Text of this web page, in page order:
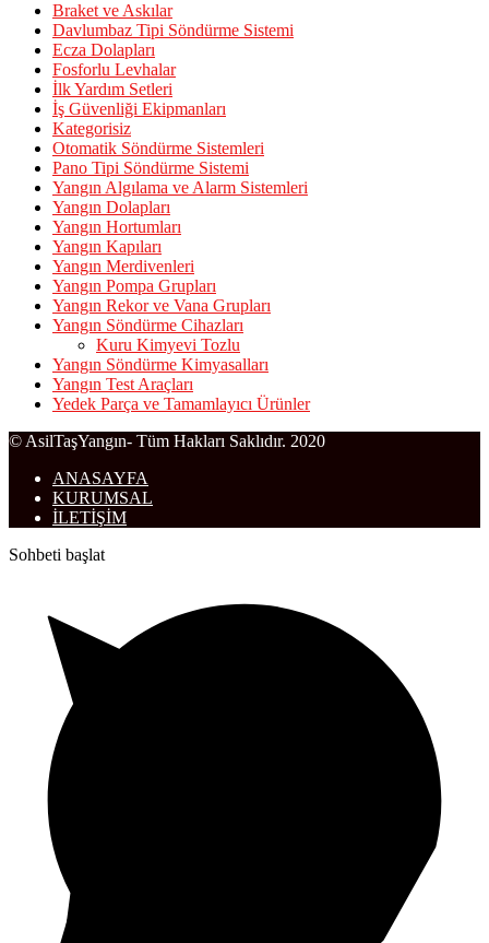
Braket ve Askılar
Davlumbaz Tipi Söndürme Sistemi
Ecza Dolapları
Fosforlu Levhalar
İlk Yardım Setleri
İş Güvenliği Ekipmanları
Kategorisiz
Otomatik Söndürme Sistemleri
Pano Tipi Söndürme Sistemi
Yangın Algılama ve Alarm Sistemleri
Yangın Dolapları
Yangın Hortumları
Yangın Kapıları
Yangın Merdivenleri
Yangın Pompa Grupları
Yangın Rekor ve Vana Grupları
Yangın Söndürme Cihazları
Kuru Kimyevi Tozlu
Yangın Söndürme Kimyasalları
Yangın Test Araçları
Yedek Parça ve Tamamlayıcı Ürünler
© AsilTaşYangın- Tüm Hakları Saklıdır. 2020
ANASAYFA
KURUMSAL
İLETİŞİM
Sohbeti başlat